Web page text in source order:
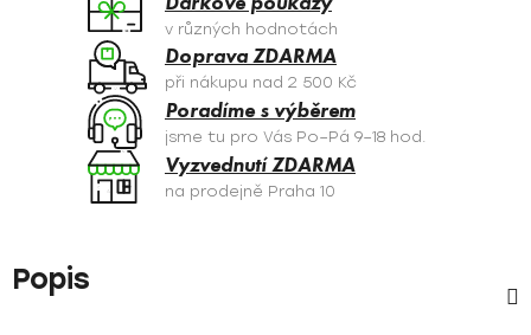
v různých hodnotách
Doprava ZDARMA
při nákupu nad 2 500 Kč
Poradíme s výběrem
jsme tu pro Vás Po–Pá 9–18 hod.
Vyzvednutí ZDARMA
na prodejně Praha 10
Popis